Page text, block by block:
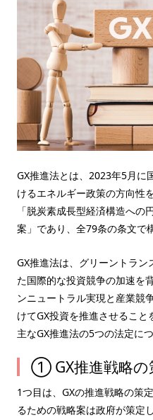
GX推進法とは、2023年5月に
けるエネルギー政策の方向性
「脱炭素成長型経済構造へ
案」であり、全79条の条文で
GX推進法は、グリーントラ
た国際的な投資競争の加速を
ンニュートラル実現と産業競
けてGX投資を推進させること
主なGX推進法の5つの法定に
① GX推進戦略の
1つ目は、GXの推進戦略の策
るための戦略案は政府が策定